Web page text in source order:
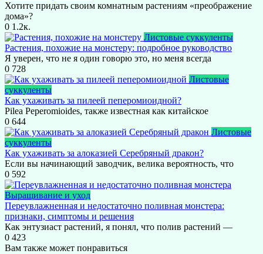
Хотите придать своим комнатным растениям «преображение
дома»?
0 1.2к.
Листовые суккуленты
Растения, похожие на монстеру: подробное руководство
Я уверен, что не я один говорю это, но меня всегда
0 728
Листовые
суккуленты
Как ухаживать за пилеей пеперомиоидной?
Pilea Peperomioides, также известная как китайское
0 644
Листовые
суккуленты
Как ухаживать за алоказией Серебряный дракон?
Если вы начинающий заводчик, велика вероятность, что
0 592
Выращивание и уход
Переувлажненная и недостаточно поливная монстера:
признаки, симптомы и решения
Как энтузиаст растений, я понял, что полив растений —
0 423
Вам также может понравиться